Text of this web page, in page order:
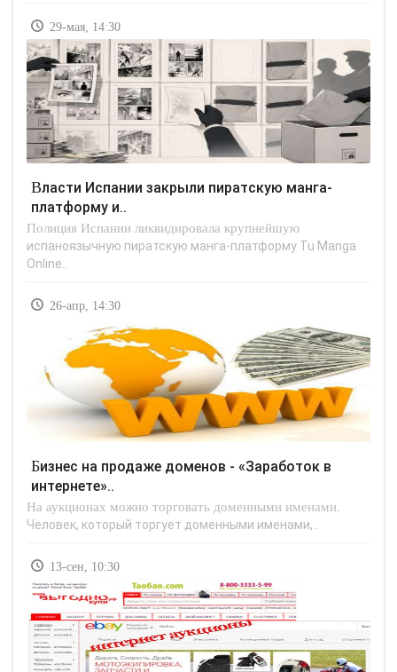
29-мая, 14:30
Власти Испании закрыли пиратскую манга-
платформу и..
Полиция Испании ликвидировала крупнейшую
испаноязычную пиратскую манга-платформу Tu Manga
Online..
26-апр, 14:30
Бизнес на продаже доменов - «Заработок в
интернете»..
На аукционах можно торговать доменными именами.
Человек, который торгует доменными именами,..
13-сен, 10:30